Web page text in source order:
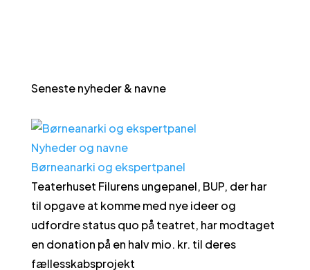
Seneste nyheder & navne
Nyheder og navne
Børneanarki og ekspertpanel
Teaterhuset Filurens ungepanel, BUP, der har
til opgave at komme med nye ideer og
udfordre status quo på teatret, har modtaget
en donation på en halv mio. kr. til deres
fællesskabsprojekt